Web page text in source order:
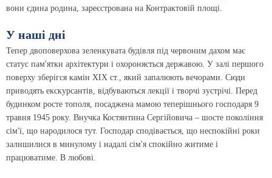
вони єдина родина, зареєстрована на Контрактовій площі.
У наші дні
Тепер двоповерхова зеленкувата будівля під червоним дахом має
статус пам'ятки архітектури і охороняється державою. У залі першого
поверху зберігся камін ХІХ ст., який запалюють вечорами. Сюди
приводять екскурсантів, відбуваються лекції і творчі зустрічі. Перед
будинком росте тополя, посаджена мамою теперішнього господаря 9
травня 1945 року. Внучка Костянтина Сергійовича – шосте покоління
сім'ї, що народилося тут. Господар сподівається, що неспокійні роки
залишилися в минулому і надалі сім'я спокійно житиме і
працюватиме. В любові.